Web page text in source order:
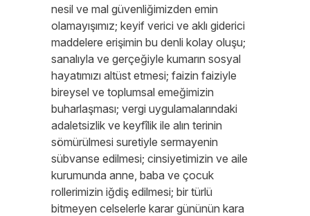
nesil ve mal güvenliğimizden emin
olamayışımız; keyif verici ve aklı giderici
maddelere erişimin bu denli kolay oluşu;
sanalıyla ve gerçeğiyle kumarın sosyal
hayatımızı altüst etmesi; faizin faiziyle
bireysel ve toplumsal emeğimizin
buharlaşması; vergi uygulamalarındaki
adaletsizlik ve keyfîlik ile alın terinin
sömürülmesi suretiyle sermayenin
sübvanse edilmesi; cinsiyetimizin ve aile
kurumunda anne, baba ve çocuk
rollerimizin iğdiş edilmesi; bir türlü
bitmeyen celselerle karar gününün kara